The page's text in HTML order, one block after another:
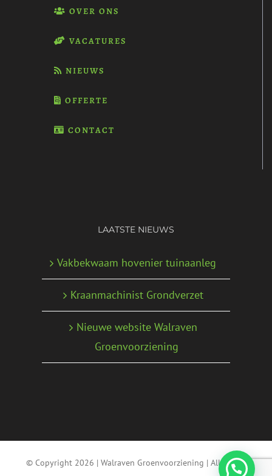
OVER ONS
VACATURES
NIEUWS
OFFERTE
CONTACT
LAATSTE NIEUWS
Vakbekwaam hovenier tuinaanleg
Kraanmachinist Grondverzet
Nieuwe website Walraven
Groenvoorziening
© Copyright 2026 | Walraven Groenvoorziening | All Rights